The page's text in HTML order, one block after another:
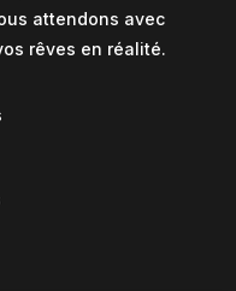
attendons avec
rêves en réalité.